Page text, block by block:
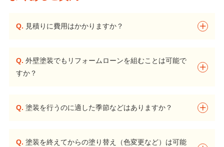
Q. 見積りに費用はかかりますか？
Q. 外壁塗装でもリフォームローンを組むことは可能で
すか？
Q. 塗装を行うのに適した季節などはありますか？
Q. 塗装を終えてからの塗り替え（色変更など）は可能